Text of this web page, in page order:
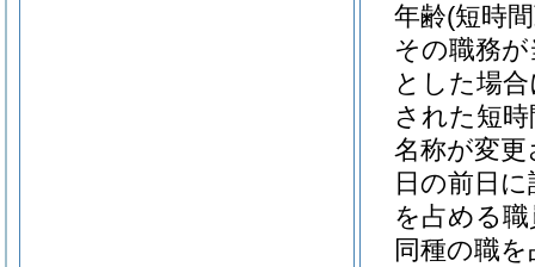
年齢(短時
その職務
とした場
された短
名称が変
日の前日
を占める
同種の職